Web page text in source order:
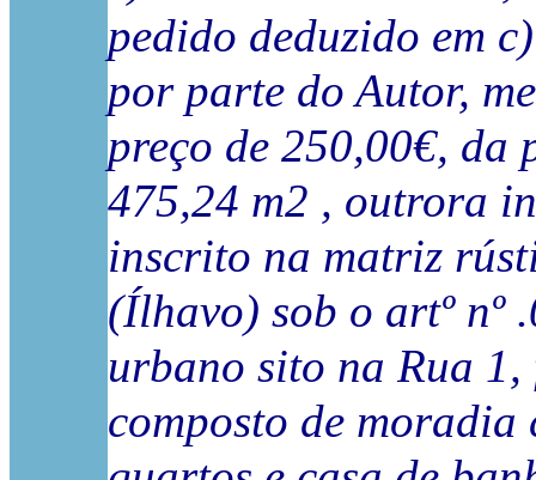
pedido deduzido em
por parte do Autor,
preço de 250,00€, da
475,24 m2 , outrora
inscrito na matriz
(Ílhavo) sob o artº
urbano sito na Rua
composto de moradia